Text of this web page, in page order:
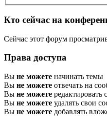
Кто сейчас на
Сейчас этот форум
Права доступа
Вы не можете начинать темы
Вы не можете отвечать на
Вы не можете редактировать
Вы не можете удалять свои
Вы не можете добавлять